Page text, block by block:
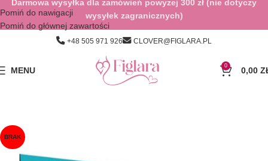
Pomiń do nawigacji
Pomiń do głównej zawartości
+48 505 971 926 CLOVER@FIGLARA.PL
MENU 0 0,00
BRAK
Darmowa wysyłka dla zamówień powyżej 300 zł (nie dotyczy
wysyłek zagranicznych)